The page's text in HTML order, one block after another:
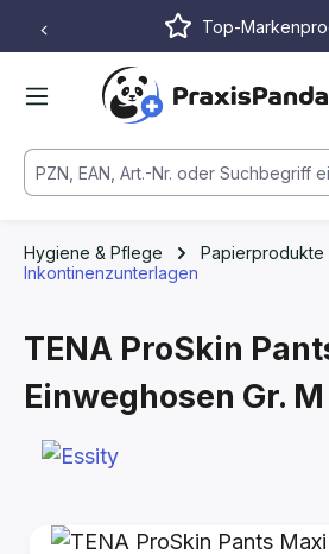
Zum Hauptinhalt springen
Top-
Hygiene & Pflege
Papierprodukte
Inkontinenzunterlagen
TENA ProSkin
Einweghosen Gr.
Bildergalerie überspringen